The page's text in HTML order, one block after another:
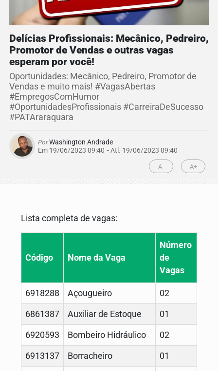
Delícias Profissionais: Mecânico, Pedreiro,
Promotor de Vendas e outras vagas
esperam por você!
Oportunidades: Mecânico, Pedreiro, Promotor de
Vendas e muito mais! #VagasAbertas
#EmpregosComHumor
#OportunidadesProfissionais #CarreiraDeSucesso
#PATAraraquara
PorWashington Andrade
Em 19/06/2023 09:40 - Atl. 19/06/2023 09:40
A- A+
Lista completa de vagas:
Código Nome da Vaga
Número
de
Vagas
6918288 Açougueiro 02
6861387 Auxiliar de Estoque 01
6920593 Bombeiro Hidráulico 02
6913137 Borracheiro 01